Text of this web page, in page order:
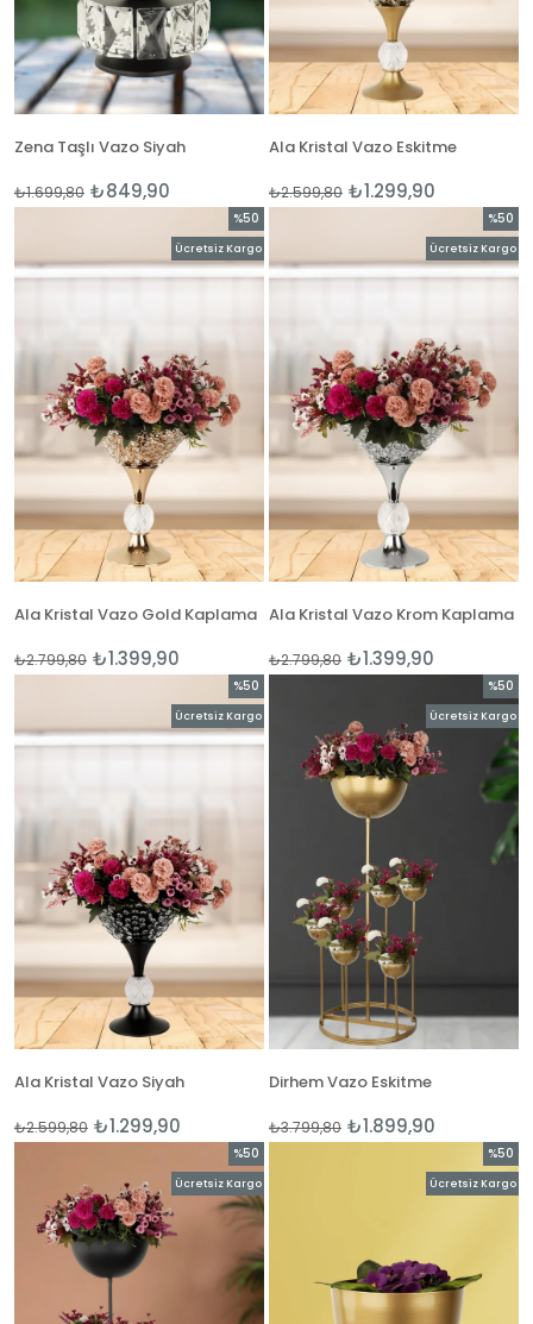
Zena Taşlı Vazo Siyah
₺849,90
₺1.699,80
Ala Kristal Vazo Eskitme
₺1.299,90
₺2.599,80
Ala Kristal Vazo Gold Kaplama
₺1.399,90
₺2.799,80
%50
İndirim
%50İndirim
Ücretsiz Kargo
Ala Kristal Vazo Krom Kaplama
₺1.399,90
₺2.799,80
%50
İndirim
Ücretsiz Kargo
Ala Kristal Vazo Siyah
₺1.299,90
₺2.599,80
%50
İndirim
%50İndirim
Ücretsiz Kargo
Dirhem Vazo Eskitme
₺1.899,90
₺3.799,80
%50
İndirim
Ücretsiz Kargo
%50
İndirim
%50İndirim
Ücretsiz Kargo
%50
İndirim
Ücretsiz Kargo